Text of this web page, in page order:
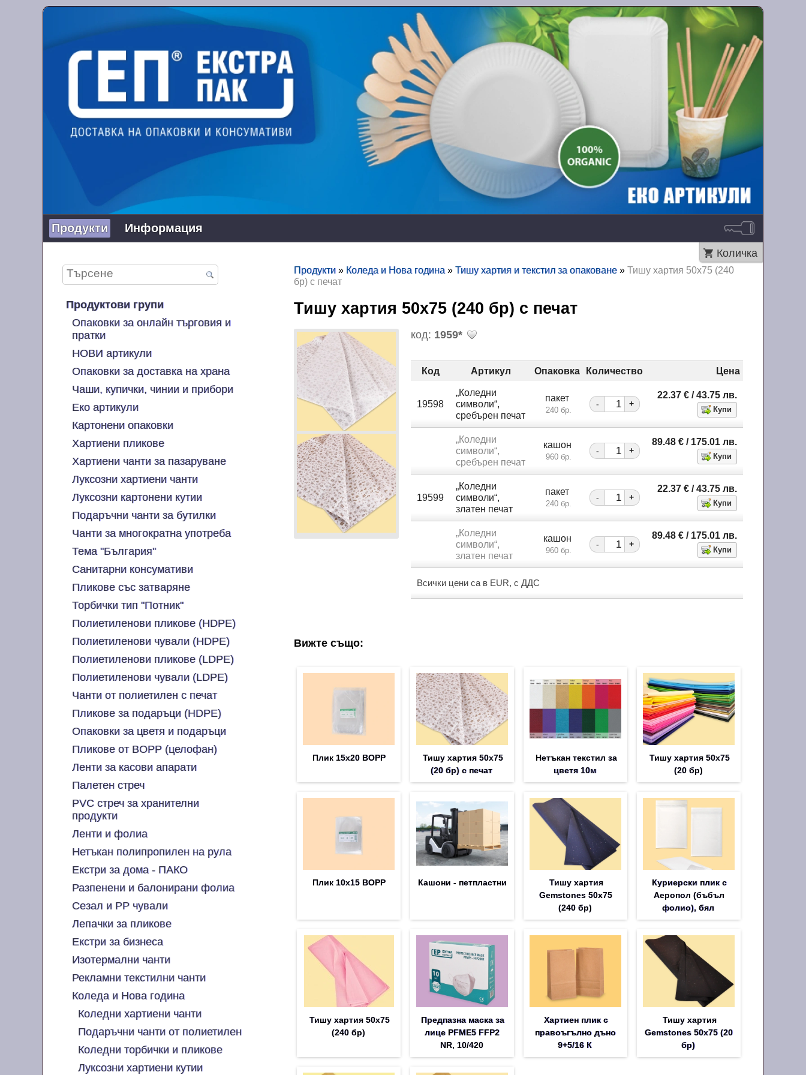
Продукти Информация
Количка
Продуктови групи
Опаковки за онлайн търговия и
пратки
НОВИ артикули
Опаковки за доставка на храна
Чаши, купички, чинии и прибори
Еко артикули
Картонени опаковки
Хартиени пликове
Хартиени чанти за пазаруване
Луксозни хартиени чанти
Луксозни картонени кутии
Подаръчни чанти за бутилки
Чанти за многократна употреба
Тема "България"
Санитарни консумативи
Пликове със затваряне
Торбички тип "Потник"
Полиетиленови пликове (HDPE)
Полиетиленови чували (HDPE)
Полиетиленови пликове (LDPE)
Полиетиленови чували (LDPE)
Чанти от полиетилен с печат
Пликове за подаръци (HDPE)
Опаковки за цветя и подаръци
Пликове от BOPP (целофан)
Ленти за касови апарати
Палетен стреч
PVC стреч за хранителни
продукти
Ленти и фолиа
Нетъкан полипропилен на рула
Екстри за дома - ПАКО
Разпенени и балонирани фолиа
Сезал и PP чували
Лепачки за пликове
Екстри за бизнеса
Изотермални чанти
Рекламни текстилни чанти
Коледа и Нова година
Коледни хартиени чанти
Подаръчни чанти от полиетилен
Коледни торбички и пликове
Луксозни хартиени кутии
Продукти » Коледа и Нова година »Тишу хартия и текстил за опаковане »Тишу хартия 50х75 (240
бр) с печат
Тишу хартия 50х75 (240 бр) с печат
код: 1959*
Код Артикул Опаковка Количество Цена
19598
„Коледни
символи“,
сребърен печат
пакет
240 бр.
- +
22.37€ / 43.75лв.
„Коледни
символи“,
сребърен печат
кашон
960 бр.
- +
89.48€ / 175.01лв.
19599
„Коледни
символи“,
златен печат
пакет
240 бр.
- +
22.37€ / 43.75лв.
„Коледни
символи“,
златен печат
кашон
960 бр.
- +
89.48€ / 175.01лв.
Всички цени са в EUR, с ДДС
Вижте също:
Плик 15х20 BOPP
Тишу хартия 50х75
(20 бр) с печат
Нетъкан текстил за
цветя 10м
Тишу хартия 50х75
(20 бр)
Плик 10х15 BOPP Кашони - петпластни
Тишу хартия
Gemstones 50х75
(240 бр)
Куриерски плик с
Аеропол (бъбъл
фолио), бял
Тишу хартия 50х75
(240 бр)
Предпазна маска за
лице PFME5 FFP2
NR, 10/420
Хартиен плик с
правоъгълно дъно
9+5/16 К
Тишу хартия
Gemstones 50х75 (20
бр)